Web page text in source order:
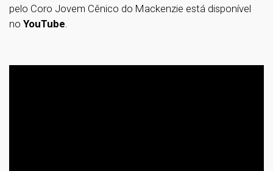
pelo Coro Jovem Cênico do Mackenzie está disponível
no YouTube